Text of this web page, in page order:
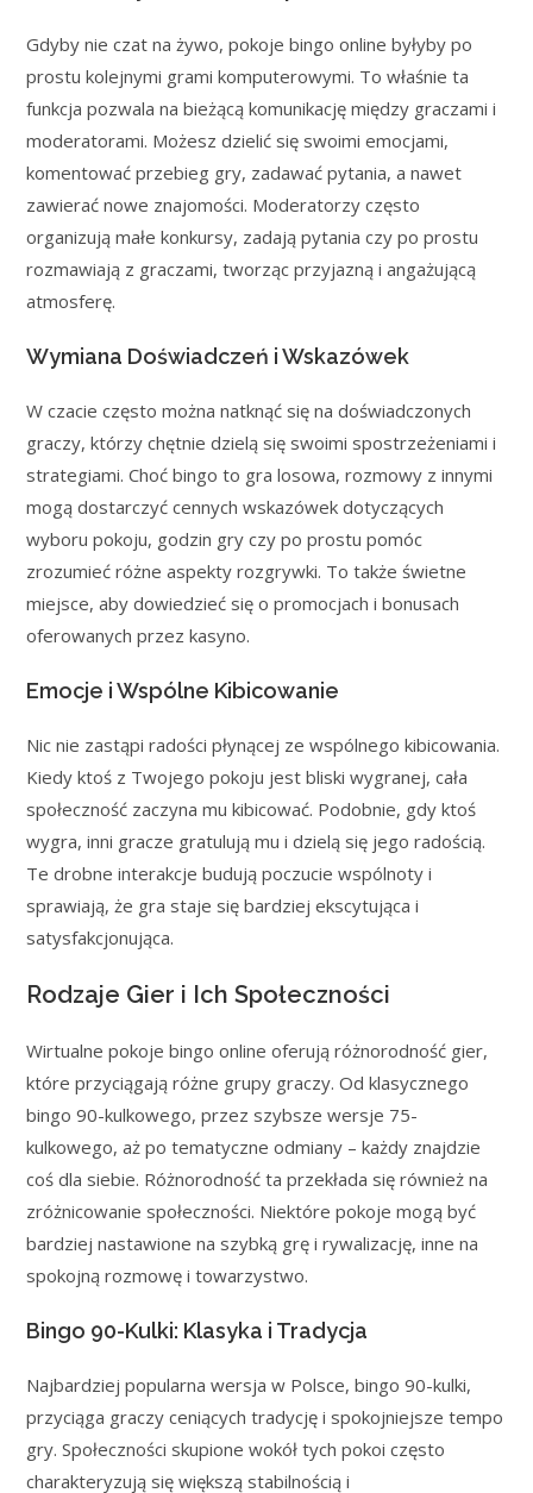
Gdyby nie czat na żywo, pokoje bingo online byłyby po
prostu kolejnymi grami komputerowymi. To właśnie ta
funkcja pozwala na bieżącą komunikację między graczami i
moderatorami. Możesz dzielić się swoimi emocjami,
komentować przebieg gry, zadawać pytania, a nawet
zawierać nowe znajomości. Moderatorzy często
organizują małe konkursy, zadają pytania czy po prostu
rozmawiają z graczami, tworząc przyjazną i angażującą
atmosferę.
Wymiana Doświadczeń i Wskazówek
W czacie często można natknąć się na doświadczonych
graczy, którzy chętnie dzielą się swoimi spostrzeżeniami i
strategiami. Choć bingo to gra losowa, rozmowy z innymi
mogą dostarczyć cennych wskazówek dotyczących
wyboru pokoju, godzin gry czy po prostu pomóc
zrozumieć różne aspekty rozgrywki. To także świetne
miejsce, aby dowiedzieć się o promocjach i bonusach
oferowanych przez kasyno.
Emocje i Wspólne Kibicowanie
Nic nie zastąpi radości płynącej ze wspólnego kibicowania.
Kiedy ktoś z Twojego pokoju jest bliski wygranej, cała
społeczność zaczyna mu kibicować. Podobnie, gdy ktoś
wygra, inni gracze gratulują mu i dzielą się jego radością.
Te drobne interakcje budują poczucie wspólnoty i
sprawiają, że gra staje się bardziej ekscytująca i
satysfakcjonująca.
Rodzaje Gier i Ich Społeczności
Wirtualne pokoje bingo online oferują różnorodność gier,
które przyciągają różne grupy graczy. Od klasycznego
bingo 90-kulkowego, przez szybsze wersje 75-
kulkowego, aż po tematyczne odmiany – każdy znajdzie
coś dla siebie. Różnorodność ta przekłada się również na
zróżnicowanie społeczności. Niektóre pokoje mogą być
bardziej nastawione na szybką grę i rywalizację, inne na
spokojną rozmowę i towarzystwo.
Bingo 90-Kulki: Klasyka i Tradycja
Najbardziej popularna wersja w Polsce, bingo 90-kulki,
przyciąga graczy ceniących tradycję i spokojniejsze tempo
gry. Społeczności skupione wokół tych pokoi często
charakteryzują się większą stabilnością i